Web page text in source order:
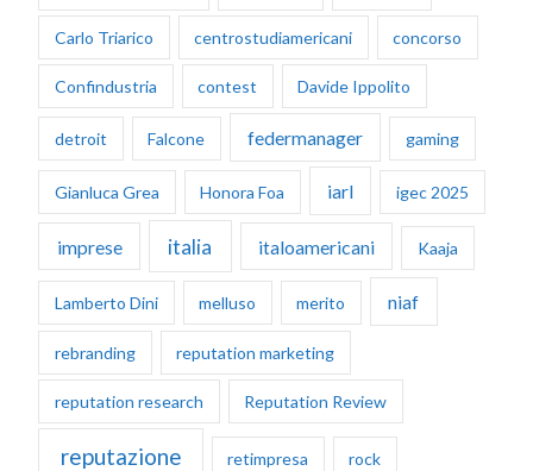
Carlo Triarico centrostudiamericani concorso
Confindustria contest Davide Ippolito
detroit Falcone federmanager gaming
Gianluca Grea Honora Foa iarl igec 2025
imprese italia italoamericani Kaaja
Lamberto Dini melluso merito niaf
rebranding reputation marketing
reputation research Reputation Review
reputazione retimpresa rock